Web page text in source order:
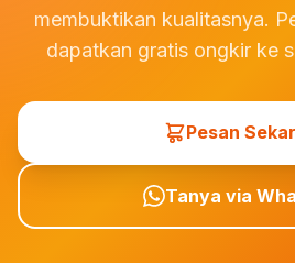
membuktikan kualitasnya.
dapatkan gratis ongkir ke
Pesan
Tanya via